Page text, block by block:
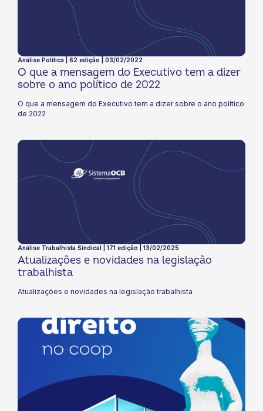
Análise Política | 62 edição | 03/02/2022
O que a mensagem do Executivo tem a dizer
sobre o ano político de 2022
O que a mensagem do Executivo tem a dizer sobre o ano político
de 2022
Análise Trabalhista Sindical | 171 edição | 13/02/2025
Atualizações e novidades na legislação
trabalhista
Atualizações e novidades na legislação trabalhista